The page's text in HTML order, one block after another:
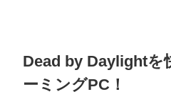
Dead by Daylightを
ーミングPC！